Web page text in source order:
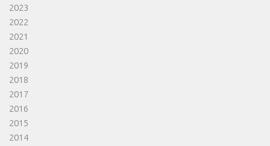
2023
2022
2021
2020
2019
2018
2017
2016
2015
2014